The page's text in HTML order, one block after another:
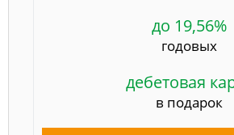
до 19,56%
годовых
дебетовая
в подарок